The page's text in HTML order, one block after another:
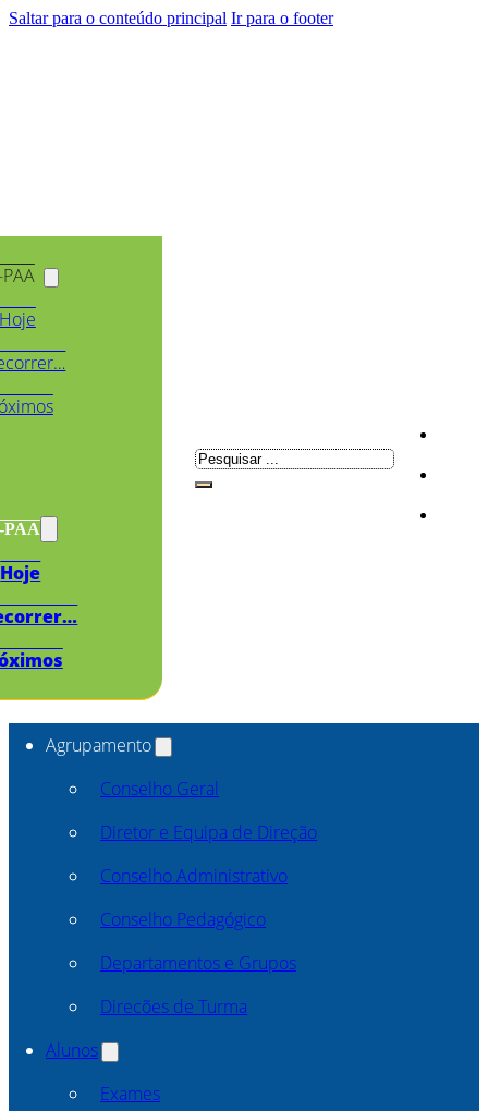
Saltar para o conteúdo principal Ir para o footer
PAA
Hoje
Pesquisar
Agrupamento
Conselho Geral
Diretor e Equipa de Direção
Conselho Administrativo
Conselho Pedagógico
Departamentos e Grupos
Direcões de Turma
Alunos
Exames